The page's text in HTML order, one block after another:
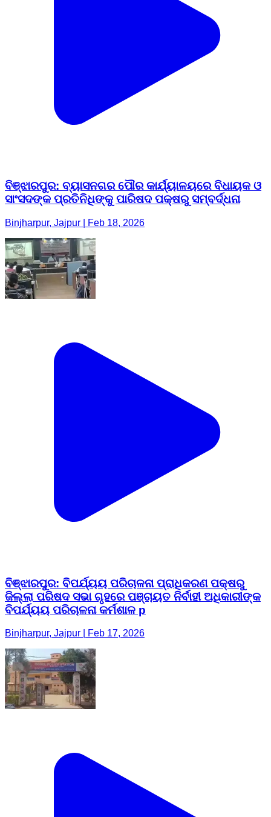
ବିଞ୍ଝାରପୁର: ବ୍ୟାସନଗର ପୌର କାର୍ଯ୍ୟାଳୟରେ ବିଧାୟକ ଓ
ସାଂସଦଙ୍କ ପ୍ରତିନିଧିଙ୍କୁ ପାରିଷଦ ପକ୍ଷରୁ ସମ୍ବର୍ଦ୍ଧନା
Binjharpur, Jajpur | Feb 18, 2026
ବିଞ୍ଝାରପୁର: ବିପର୍ଯ୍ୟୟ ପରିଚାଳନା ପ୍ରାଧିକରଣ ପକ୍ଷରୁ
ଜିଲ୍ଲା ପରିଷଦ ସଭା ଗୃହରେ ପଞ୍ଚାୟତ ନିର୍ବାହୀ ଅଧିକାରୀଙ୍କ
ବିପର୍ଯ୍ୟୟ ପରିଚାଳନା କର୍ମଶାଳ p
Binjharpur, Jajpur | Feb 17, 2026